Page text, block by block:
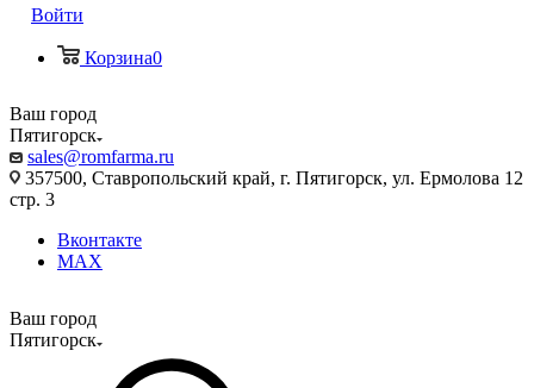
Войти
Корзина0
Ваш город
Пятигорск
sales@romfarma.ru
357500, Ставропольский край, г. Пятигорск, ул. Ермолова 12
стр. 3
Вконтакте
MAX
Ваш город
Пятигорск